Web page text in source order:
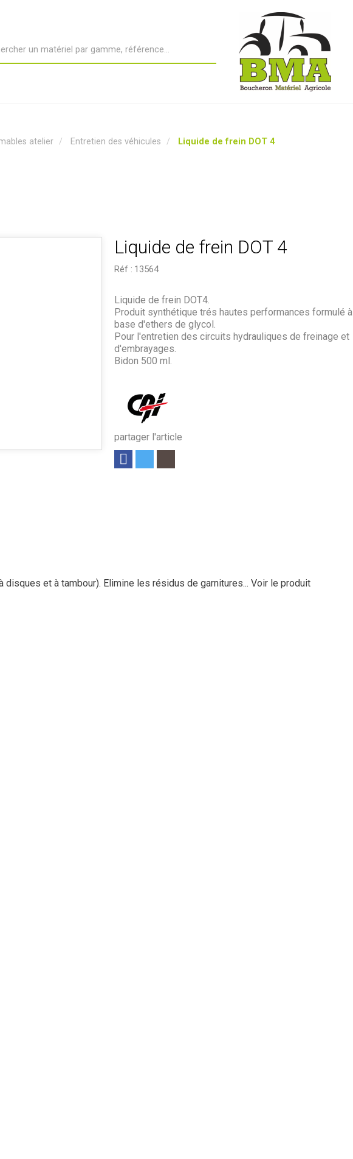
atelier Entretien des véhicules Liquide de frein DOT 4
Liquide de frein DOT 4
Réf : 13564
partager l'article
Liquide de frein DOT4.
Produit synthétique trés hautes performances formulé à
base d'ethers de glycol.
Pour l'entretien des circuits hydrauliques de freinage et
d'embrayages.
Bidon 500 ml.
et à tambour). Elimine les résidus de garnitures... Voir le produit